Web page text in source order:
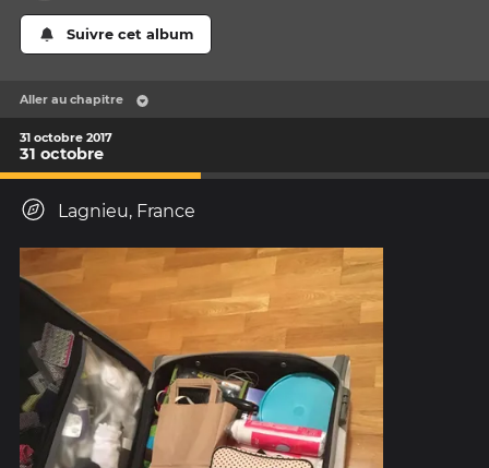
Suivre cet album
Aller au chapitre
31 octobre 2017
31 octobre
Lagnieu, France